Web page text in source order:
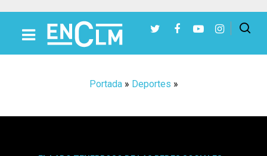
Portada» Deportes »